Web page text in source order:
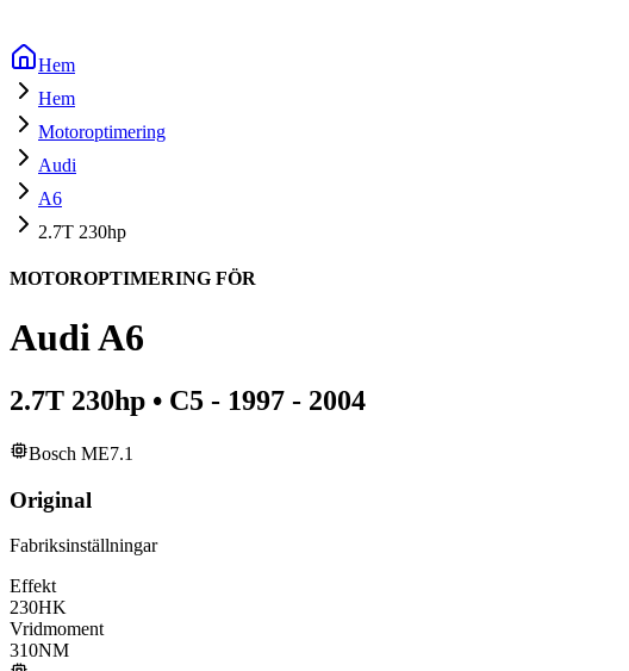
Hem
Hem
Motoroptimering
Audi
A6
2.7T 230hp
MOTOROPTIMERING FÖR
AudiA6
2.7T 230hp • C5 - 1997 - 2004
Bosch ME7.1
Original
Fabriksinställningar
Effekt
230HK
Vridmoment
310NM